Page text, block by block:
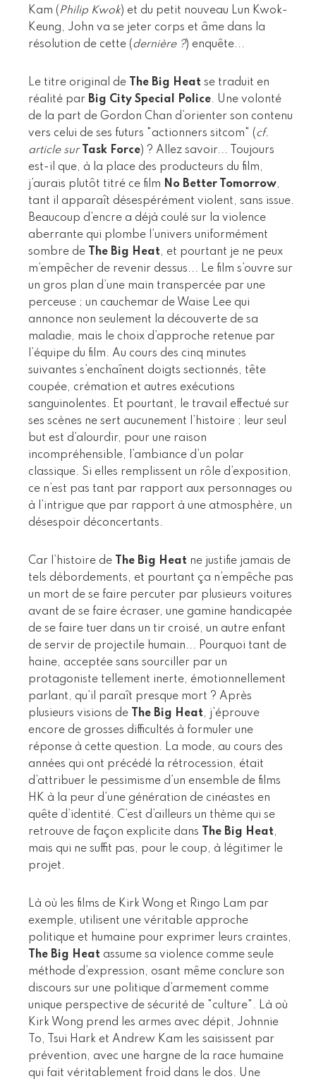
Kam ( Philip Kwok) et du petit nouveau Lun Kwok-
Keung, John va se jeter corps et âme dans la
résolution de cette (dernière ?) enquête...
Le titre original de The Big Heat se traduit en
réalité par Big City Special Police. Une volonté
de la part de Gordon Chan d’orienter son contenu
vers celui de ses futurs "actionners sitcom" (cf.
article sur
Task Force) ? Allez savoir... Toujours
est-il que, à la place des producteurs du film,
j’aurais plutôt titré ce film No Better Tomorrow,
tant il apparaît désespérément violent, sans issue.
Beaucoup d’encre a déjà coulé sur la violence
aberrante qui plombe l’univers uniformément
sombre de
The Big Heat, et pourtant je ne peux
m’empêcher de revenir dessus... Le film s’ouvre sur
un gros plan d’une main transpercée par une
perceuse ; un cauchemar de Waise Lee qui
annonce non seulement la découverte de sa
maladie, mais le choix d’approche retenue par
l’équipe du film. Au cours des cinq minutes
suivantes s’enchaînent doigts sectionnés, tête
coupée, crémation et autres exécutions
sanguinolentes. Et pourtant, le travail effectué sur
ses scènes ne sert aucunement l’histoire ; leur seul
but est d’alourdir, pour une raison
incompréhensible, l’ambiance d’un polar
classique. Si elles remplissent un rôle d’exposition,
ce n’est pas tant par rapport aux personnages ou
à l’intrigue que par rapport à une atmosphère, un
désespoir déconcertants.
Car l’histoire de The Big Heat ne justifie jamais de
tels débordements, et pourtant ça n’empêche pas
un mort de se faire percuter par plusieurs voitures
avant de se faire écraser, une gamine handicapée
de se faire tuer dans un tir croisé, un autre enfant
de servir de projectile humain... Pourquoi tant de
haine, acceptée sans sourciller par un
protagoniste tellement inerte, émotionnellement
parlant, qu’il paraît presque mort ? Après
plusieurs visions de
The Big Heat, j’éprouve
encore de grosses difficultés à formuler une
réponse à cette question. La mode, au cours des
années qui ont précédé la rétrocession, était
d’attribuer le pessimisme d’un ensemble de films
HK à la peur d’une génération de cinéastes en
quête d’identité. C’est d’ailleurs un thème qui se
retrouve de façon explicite dans
The Big Heat,
mais qui ne suffit pas, pour le coup, à légitimer le
projet.
Là où les films de Kirk Wong et Ringo Lam par
exemple, utilisent une véritable approche
politique et humaine pour exprimer leurs craintes,
The Big Heat assume sa violence comme seule
méthode d’expression, osant même conclure son
discours sur une politique d’armement comme
unique perspective de sécurité de "culture". Là où
Kirk Wong prend les armes avec dépit, Johnnie
To, Tsui Hark et Andrew Kam les saisissent par
prévention, avec une hargne de la race humaine
qui fait véritablement froid dans le dos. Une